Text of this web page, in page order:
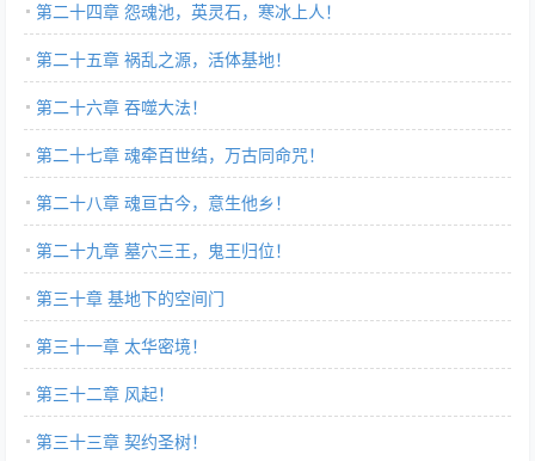
第二十四章 怨魂池，英灵石，寒冰上人！
第二十五章 祸乱之源，活体基地！
第二十六章 吞噬大法！
第二十七章 魂牵百世结，万古同命咒！
第二十八章 魂亘古今，意生他乡！
第二十九章 墓穴三王，鬼王归位！
第三十章 基地下的空间门
第三十一章 太华密境！
第三十二章 风起！
第三十三章 契约圣树！